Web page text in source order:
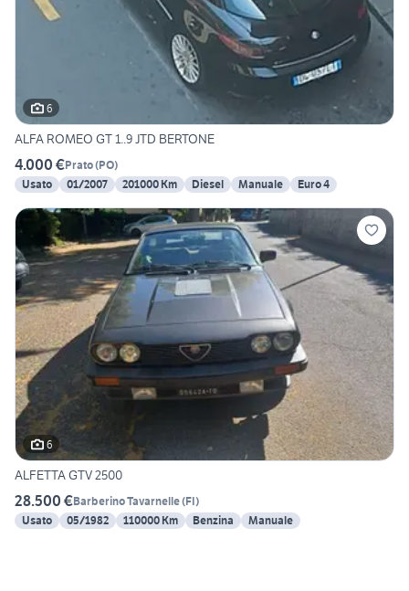
6
ALFA ROMEO GT 1..9 JTD BERTONE
4.000 €Prato(PO)
Usato
01/2007 201000 Km Diesel Manuale Euro 4
6
ALFETTA GTV 2500
28.500 €Barberino Tavarnelle(FI)
Usato
05/1982 110000 Km Benzina Manuale